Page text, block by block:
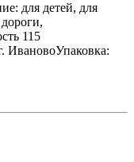
для детей, для
115
ИвановоУпаковка: